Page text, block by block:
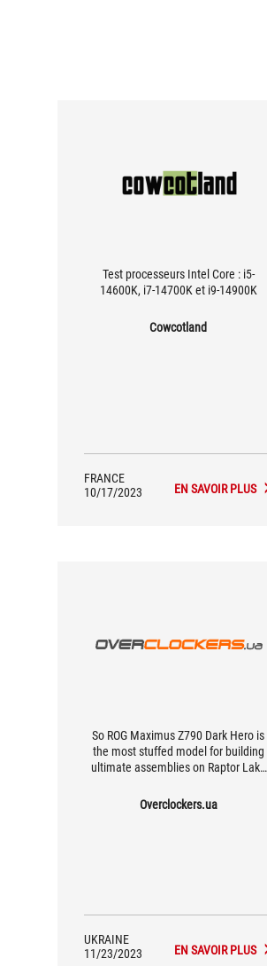
Test processeurs Intel Core : i5-
14600K, i7-14700K et i9-14900K
Cowcotland
FRANCE
10/17/2023
EN SAVOIR PLUS
So ROG Maximus Z790 Dark Hero is
the most stuffed model for building
ultimate assemblies on Raptor Lake
Overclockers.ua
UKRAINE
11/23/2023
EN SAVOIR PLUS